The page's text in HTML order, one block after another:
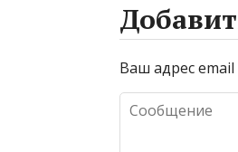
Ваш адрес email